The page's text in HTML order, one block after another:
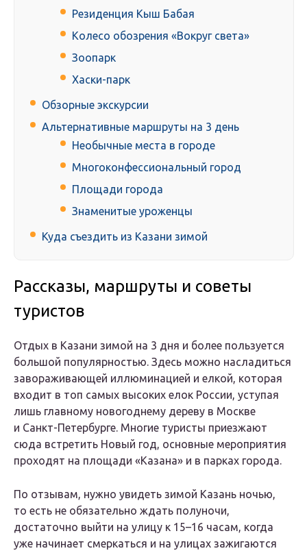
Резиденция Кыш Бабая
Колесо обозрения «Вокруг света»
Зоопарк
Хаски-парк
Обзорные экскурсии
Альтернативные маршруты на 3 день
Необычные места в городе
Многоконфессиональный город
Площади города
Знаменитые уроженцы
Куда съездить из Казани зимой
Рассказы, маршруты и советы
туристов
Отдых в Казани зимой на 3 дня и более пользуется
большой популярностью. Здесь можно насладиться
завораживающей иллюминацией и елкой, которая
входит в топ самых высоких елок России, уступая
лишь главному новогоднему дереву в Москве
и Санкт-Петербурге. Многие туристы приезжают
сюда встретить Новый год, основные мероприятия
проходят на площади «Казана» и в парках города.
По отзывам, нужно увидеть зимой Казань ночью,
то есть не обязательно ждать полуночи,
достаточно выйти на улицу к 15–16 часам, когда
уже начинает смеркаться и на улицах зажигаются